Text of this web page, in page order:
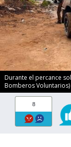
Durante el percance
Bomberos Voluntarios)
8